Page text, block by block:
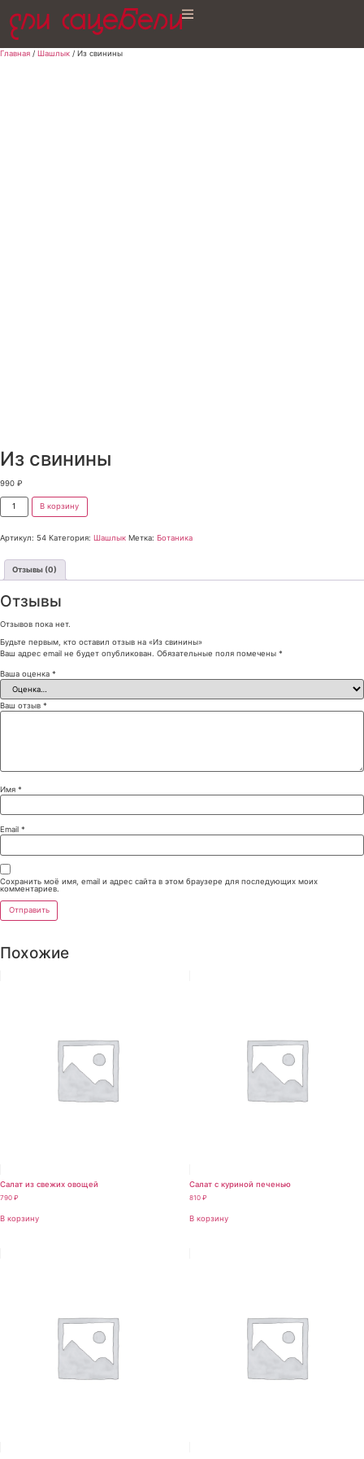
Главная / Шашлык / Из свинины
Из свинины
990 ₽
В корзину
Артикул: 54 Категория: Шашлык Метка: Ботаника
Отзывы (0)
Отзывы
Отзывов пока нет.
Будьте первым, кто оставил отзыв на «Из свинины»
Ваш адрес email не будет опубликован. Обязательные поля помечены *
Ваша оценка *
Ваш отзыв *
Имя *
Email *
Сохранить моё имя, email и адрес сайта в этом браузере для последующих моих
комментариев.
Похожие
Салат из свежих овощей
790 ₽
В корзину
Салат с куриной печенью
810 ₽
В корзину